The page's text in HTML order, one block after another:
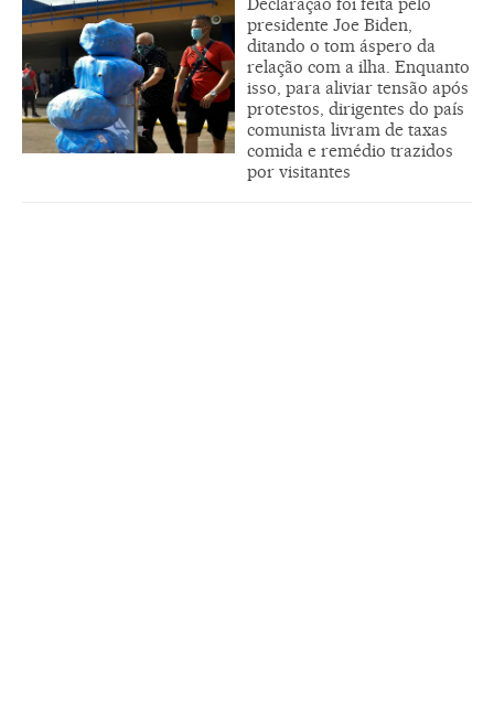
presidente Joe Biden,
ditando o tom áspero da
relação com a ilha. Enquanto
isso, para aliviar tensão após
protestos, dirigentes do país
comunista livram de taxas
comida e remédio trazidos
por visitantes